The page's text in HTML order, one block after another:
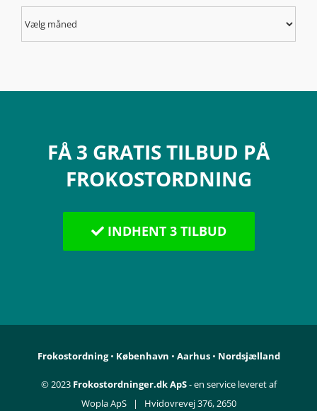
FÅ 3 GRATIS TILBUD PÅ
FROKOSTORDNING
INDHENT 3 TILBUD
Frokostordning• København • Aarhus• Nordsjælland
© 2023 Frokostordninger.dk ApS- en service leveret af
Wopla ApS | Hvidovrevej 376, 2650